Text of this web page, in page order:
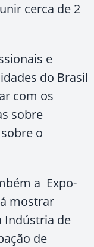
cerca de 2
e
do Brasil
com os
sobre
o
a Expo-
mostrar
Indústria de
de